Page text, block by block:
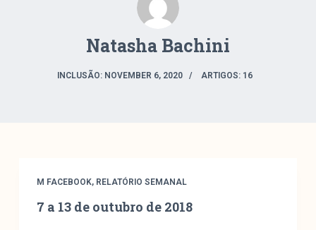
Política Externa Brasileira
Natasha Bachini
INCLUSÃO: NOVEMBER 6, 2020 ARTIGOS: 16
M FACEBOOK, RELATÓRIO SEMANAL
7 a 13 de outubro de 2018